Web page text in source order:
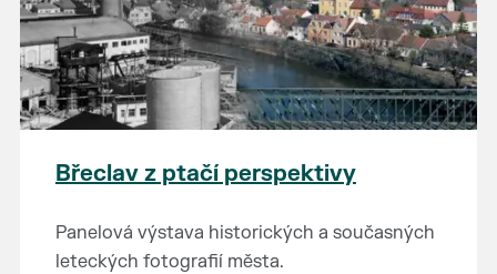
Břeclav z ptačí perspektivy
Panelová výstava historických a současných
leteckých fotografií města.